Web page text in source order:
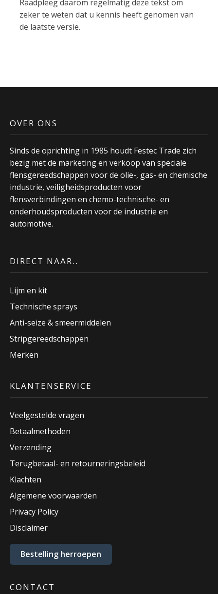
Raadpleeg daarom regelmatig deze tekst om
zeker te weten dat u kennis heeft genomen van
de laatste versie.
OVER ONS
Sinds de oprichting in 1985 houdt Festec Trade zich
bezig met de marketing en verkoop van speciale
flensgereedschappen voor de olie-, gas- en chemische
industrie, veiligheidsproducten voor
flensverbindingen en chemo-technische- en
onderhoudsproducten voor de industrie en
automotive.
DIRECT NAAR..
Lijm en kit
Technische sprays
Anti-seize & smeermiddelen
Stripgereedschappen
Merken
KLANTENSERVICE
Veelgestelde vragen
Betaalmethoden
Verzending
Terugbetaal- en retourneringsbeleid
Klachten
Algemene voorwaarden
Privacy Policy
Disclaimer
Bestelling herroepen
CONTACT